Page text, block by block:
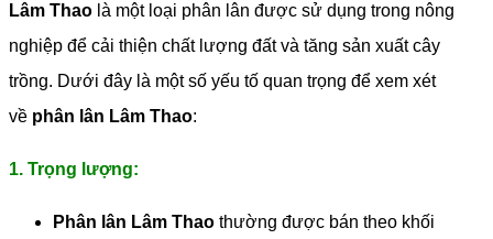
Lâm Thao là một loại phân lân được sử dụng trong nông
nghiệp để cải thiện chất lượng đất và tăng sản xuất cây
trồng. Dưới đây là một số yếu tố quan trọng để xem xét
về phân lân Lâm Thao:
1. Trọng lượng:
Phân lân Lâm Thao thường được bán theo khối